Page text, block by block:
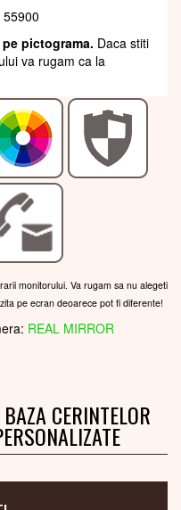
pictograma. Daca stiti
va rugam ca la
monitorului. Va rugam sa nu alegeti
pe ecran deoarece pot fi diferente!
REAL MIRROR
CERINTELOR